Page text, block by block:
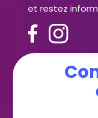
et restez